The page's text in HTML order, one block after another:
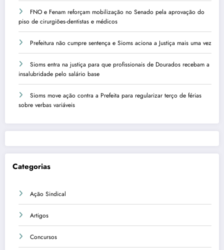
FNO e Fenam reforçam mobilização no Senado pela aprovação do
piso de cirurgiões-dentistas e médicos
Prefeitura não cumpre sentença e Sioms aciona a Justiça mais uma vez
Sioms entra na justiça para que profissionais de Dourados recebam a
insalubridade pelo salário base
Sioms move ação contra a Prefeita para regularizar terço de férias
sobre verbas variáveis
Categorias
Ação Sindical
Artigos
Concursos